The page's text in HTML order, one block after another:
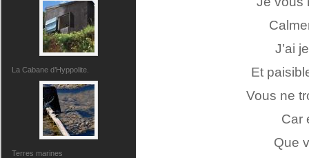
La Cabane d’Hyppolite.
Terres marines
J’ai
Et
Vous ne
Car
Que